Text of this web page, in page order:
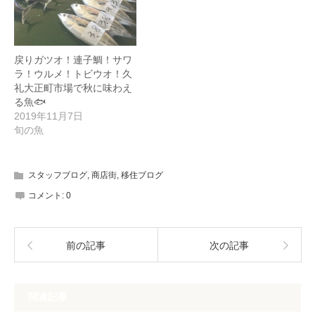
戻りガツオ！連子鯛！サワ
ラ！ウルメ！トビウオ！久
礼大正町市場で秋に味わえ
る魚🐟
2019年11月7日
旬の魚
スタッフブログ, 商店街, 移住ブログ
コメント: 0
前の記事 次の記事